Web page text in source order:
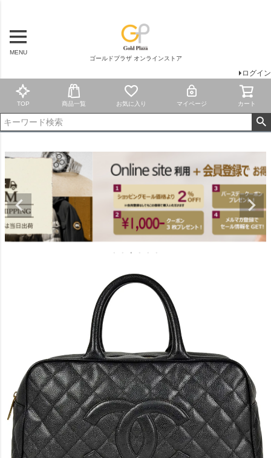
MENU
ゴールドプラザ オンラインストア
ログイン
TOP 商品一覧 お気に入り マイページ カート